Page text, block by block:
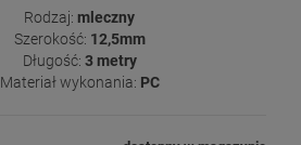
Rodzaj: mleczny
Szerokość: 12,5mm
Długość: 3 metry
Materiał wykonania: PC